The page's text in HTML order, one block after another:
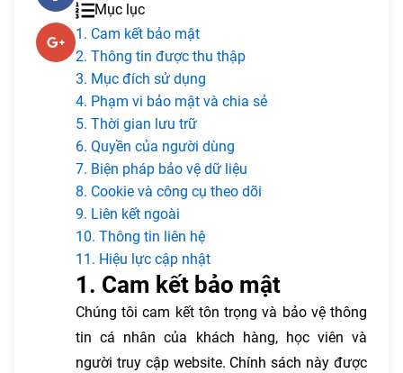
Mục lục
1. Cam kết bảo mật
2. Thông tin được thu thập
3. Mục đích sử dụng
4. Phạm vi bảo mật và chia sẻ
5. Thời gian lưu trữ
6. Quyền của người dùng
7. Biện pháp bảo vệ dữ liệu
8. Cookie và công cụ theo dõi
9. Liên kết ngoài
10. Thông tin liên hệ
11. Hiệu lực cập nhật
1. Cam kết bảo mật
Chúng tôi cam kết tôn trọng và bảo vệ thông
tin cá nhân của khách hàng, học viên và
người truy cập website. Chính sách này được